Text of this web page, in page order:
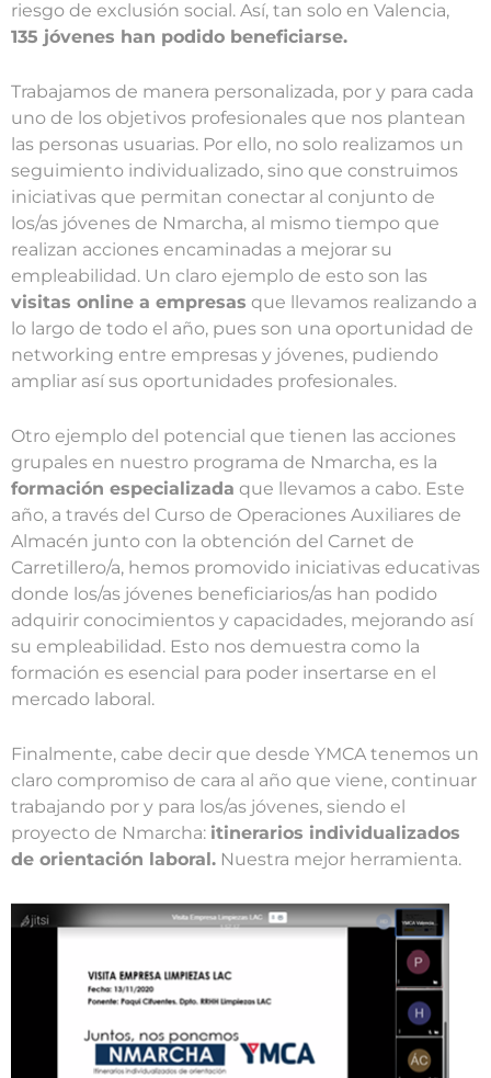
riesgo de exclusión social. Así, tan solo en Valencia,
135 jóvenes han podido beneficiarse.
Trabajamos de manera personalizada, por y para cada
uno de los objetivos profesionales que nos plantean
las personas usuarias. Por ello, no solo realizamos un
seguimiento individualizado, sino que construimos
iniciativas que permitan conectar al conjunto de
los/as jóvenes de Nmarcha, al mismo tiempo que
realizan acciones encaminadas a mejorar su
empleabilidad. Un claro ejemplo de esto son las
visitas online a empresas que llevamos realizando a
lo largo de todo el año, pues son una oportunidad de
networking entre empresas y jóvenes, pudiendo
ampliar así sus oportunidades profesionales.
Otro ejemplo del potencial que tienen las acciones
grupales en nuestro programa de Nmarcha, es la
formación especializada que llevamos a cabo. Este
año, a través del Curso de Operaciones Auxiliares de
Almacén junto con la obtención del Carnet de
Carretillero/a, hemos promovido iniciativas educativas
donde los/as jóvenes beneficiarios/as han podido
adquirir conocimientos y capacidades, mejorando así
su empleabilidad. Esto nos demuestra como la
formación es esencial para poder insertarse en el
mercado laboral.
Finalmente, cabe decir que desde YMCA tenemos un
claro compromiso de cara al año que viene, continuar
trabajando por y para los/as jóvenes, siendo el
proyecto de Nmarcha: itinerarios individualizados
de orientación laboral. Nuestra mejor herramienta.